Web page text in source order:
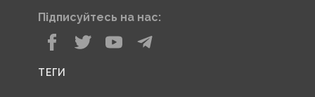
Підписуйтесь на нас:
ТЕГИ